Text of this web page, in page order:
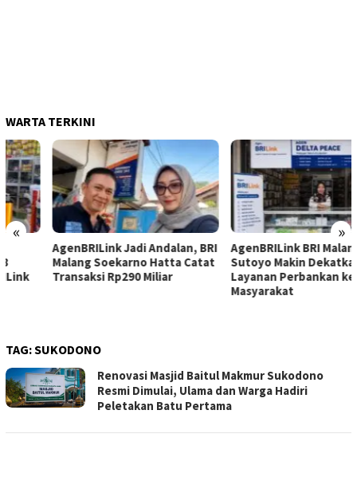
WARTA TERKINI
« »
AgenBRILink Jadi Andalan, BRI
Malang Soekarno Hatta Catat
Transaksi Rp290 Miliar
AgenBRILink BRI Malang
Sutoyo Makin Dekatkan
Layanan Perbankan ke
Masyarakat
TAG:SUKODONO
Renovasi Masjid Baitul Makmur Sukodono
Resmi Dimulai, Ulama dan Warga Hadiri
Peletakan Batu Pertama